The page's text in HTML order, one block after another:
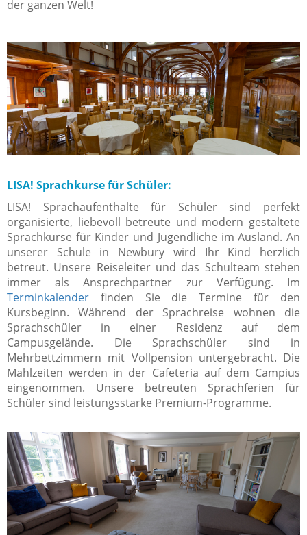
der ganzen Welt!
LISA! Sprachkurse für Schüler:
LISA! Sprachaufenthalte für Schüler sind perfekt
organisierte, liebevoll betreute und modern gestaltete
Sprachkurse für Kinder und Jugendliche im Ausland. An
unserer Schule in Newbury wird Ihr Kind herzlich
betreut. Unsere Reiseleiter und das Schulteam stehen
immer als Ansprechpartner zur Verfügung. Im
Terminkalender finden Sie die Termine für den
Kursbeginn. Während der Sprachreise wohnen die
Sprachschüler in einer Residenz auf dem
Campusgelände. Die Sprachschüler sind in
Mehrbettzimmern mit Vollpension untergebracht. Die
Mahlzeiten werden in der Cafeteria auf dem Campius
eingenommen. Unsere betreuten Sprachferien für
Schüler sind leistungsstarke Premium-Programme.